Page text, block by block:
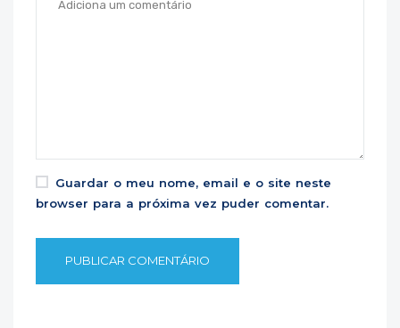
Guardar o meu nome, email e o site neste
browser para a próxima vez puder comentar.